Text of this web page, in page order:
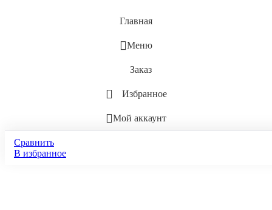
Главная
Меню
Заказ
Избранное
Мой аккаунт
Сравнить
В избранное